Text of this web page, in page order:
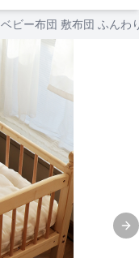
ベビー布団 敷布団 ふんわ